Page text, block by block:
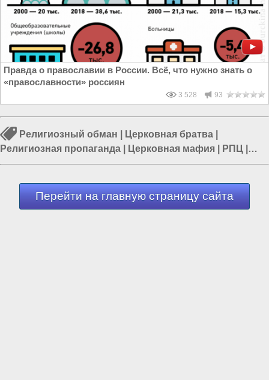
Правда о православии в России. Всё, что нужно знать о
«православности» россиян
3 528 93
Религиозный обман Церковная братва
Религиозная пропаганда
Церковная мафия РПЦ
Россия и Евразия|Россия и Запад
Перейти на главную страницу сайта